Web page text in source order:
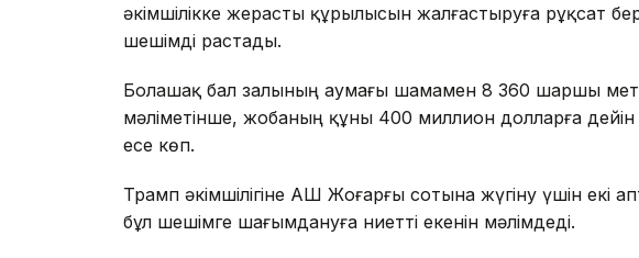
әкімшілікке жерасты құрылысын жалғастыруға рұқсат
шешімді растады.
Болашақ бал залының аумағы шамамен 8 360 шаршы
мәліметінше, жобаның құны 400 миллион долларға дейін
есе көп.
Трамп әкімшілігіне АҚШ Жоғарғы сотына жүгіну үшін екі
бұл шешімге шағымдануға ниетті екенін мәлімдеді.